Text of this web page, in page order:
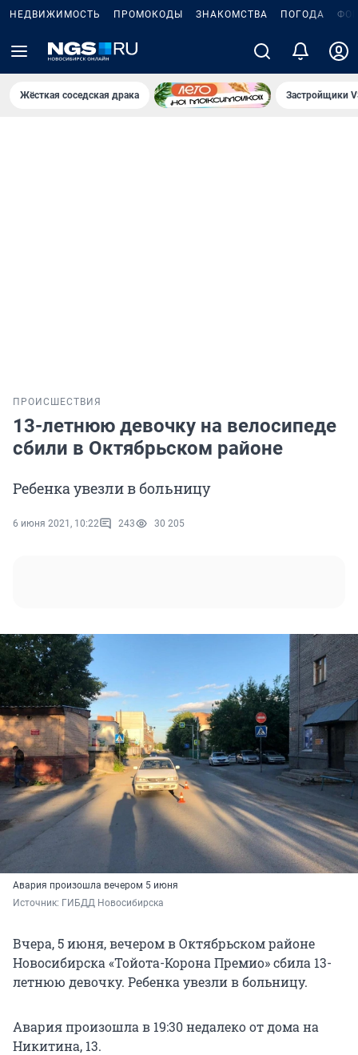
НЕДВИЖИМОСТЬ ПРОМОКОДЫ ЗНАКОМСТВА ПОГОДА
Жёсткая соседская драка Застройщики
ПРОИСШЕСТВИЯ
13-летнюю девочку на велосипеде
сбили в Октябрьском районе
Ребенка увезли в больницу
6 июня 2021, 10:22 243 30 205
Авария произошла вечером 5 июня
Источник: ГИБДД Новосибирска
Вчера, 5 июня, вечером в Октябрьском районе
Новосибирска «Тойота-Корона Премио» сбила 13-
летнюю девочку. Ребенка увезли в больницу.
Авария произошла в 19:30 недалеко от дома на
Никитина, 13.